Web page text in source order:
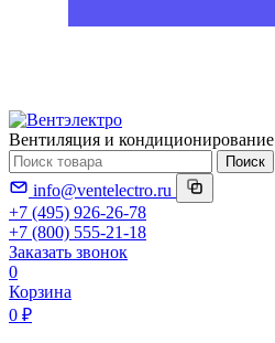
Вентиляция и кондиционирование
Поиск
info@ventelectro.ru
+7 (495) 926-26-78
+7 (800) 555-21-18
Заказать звонок
0
Корзина
0 ₽